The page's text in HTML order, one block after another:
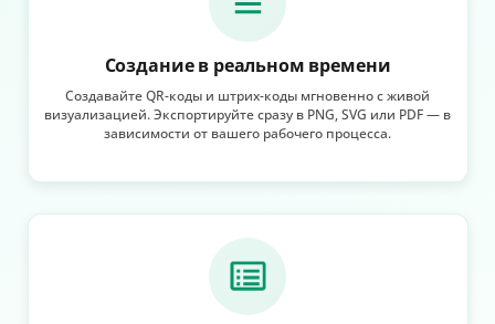
Создание в реальном времени
Создавайте QR-коды и штрих-коды мгновенно с живой
визуализацией. Экспортируйте сразу в PNG, SVG или PDF — в
зависимости от вашего рабочего процесса.